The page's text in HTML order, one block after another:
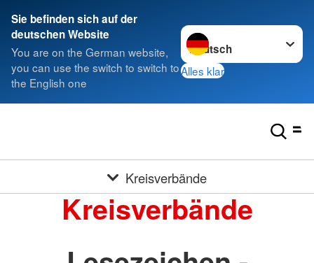
Sie befinden sich auf der
deutschen Website
You are on the German website,
you can use the switch to switch to
the English one
Sprache wechseln zu
Alles klar
Kreisverbände
Kreisverbände